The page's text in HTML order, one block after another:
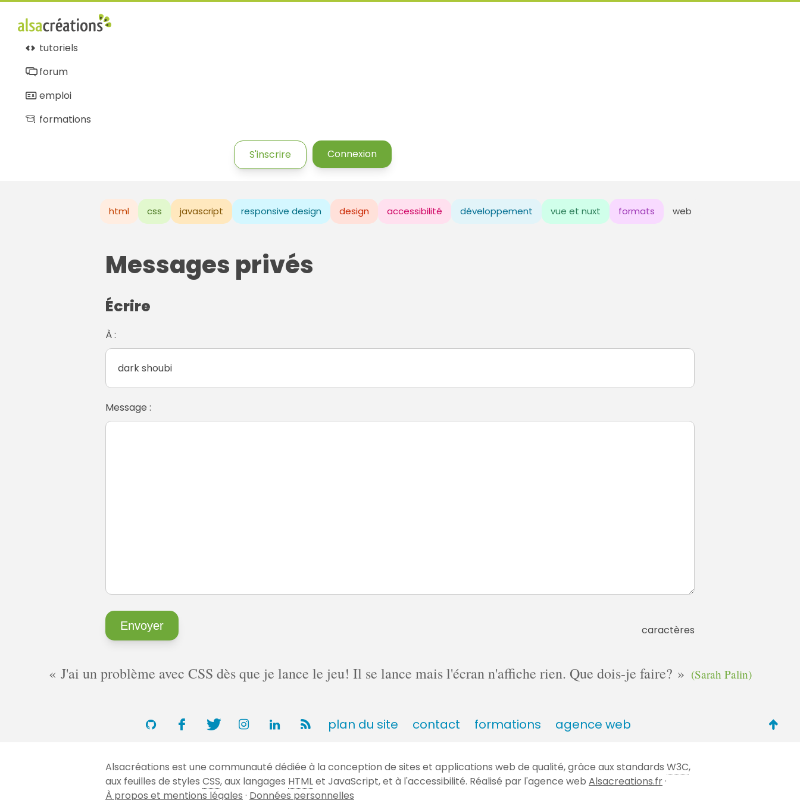
tutoriels
forum
emploi
formations
S'inscrire Connexion
html css javascript responsive design design accessibilité développement vue et nuxt formats web
Messages privés
Écrire
À :
Message :
caractères
J'ai un problème avec CSS dès que je lance le jeu! Il se lance mais l'écran n'affiche rien. Que dois-je faire? (Sarah Palin)
plan du site contact formations agence web
Alsacréations est une communauté dédiée à la conception de sites et applications web de qualité, grâce aux standards W3C,
aux feuilles de styles CSS, aux langages HTMLet JavaScript, et à l'accessibilité. Réalisé par l'agence web Alsacreations.fr·
À propos et mentions légales · Données personnelles